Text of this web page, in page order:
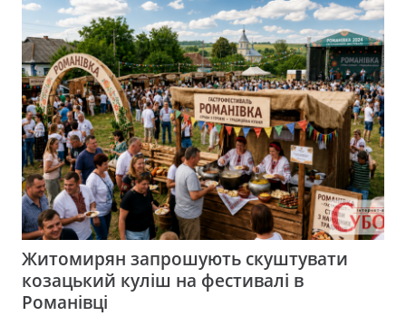
Житомирян запрошують скуштувати
козацький куліш на фестивалі в
Романівці